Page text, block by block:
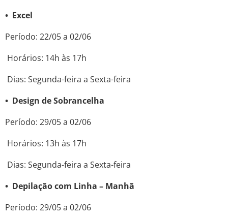
• Excel
Período: 22/05 a 02/06
Horários: 14h às 17h
Dias: Segunda-feira a Sexta-feira
• Design de Sobrancelha
Período: 29/05 a 02/06
Horários: 13h às 17h
Dias: Segunda-feira a Sexta-feira
• Depilação com Linha – Manhã
Período: 29/05 a 02/06